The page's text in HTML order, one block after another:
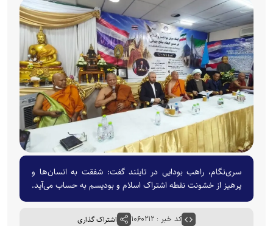
سری‌نگام، راهب بودایی در تایلند گفت: شفقت به انسان‌ها و
پرهیز از خشونت نقطه اشتراک اسلام و بودیسم به حساب می‌آید.
کد خبر : ۱۰۶۰۲۱۲ اشتراک گذاری